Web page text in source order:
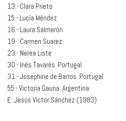
13.- Clara Prieto
15.- Lucía Méndez
16.- Laura Salmerón
19-. Carmen Suarez
23.- Nerea Liste
30.- Inés Tavarés. Portugal
31.- Josephine de Barros. Portugal
55.- Victoria Gauna. Argentina
E: Jesús Víctor Sánchez (1983)